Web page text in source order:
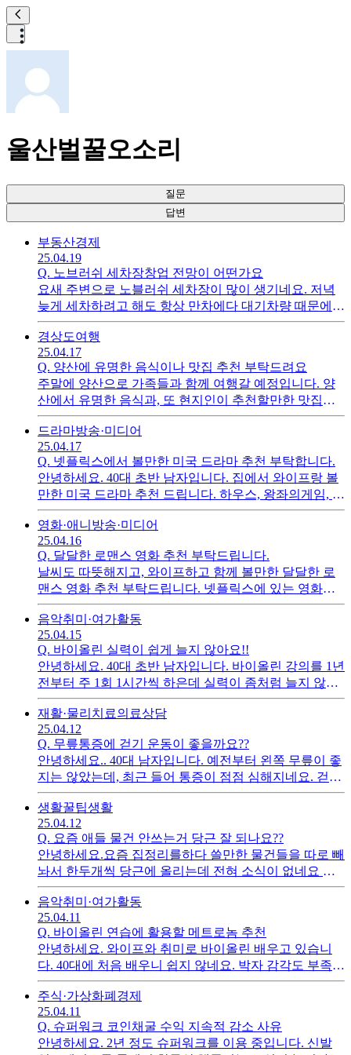
울산벌꿀오소리
질문
답변
부동산경제
25.04.19
Q. 노브러쉬 세차장창업 전망이 어떤가요
요새 주변으로 노블러쉬 세차장이 많이 생기네요. 저녁
늦게 세차하려고 해도 항상 만차에다 대기차량 때문에
돌아오곤 합니다. 창업비용이 어느정도인지, 장래 전망
은 어떤지 궁금합니다.
경상도여행
25.04.17
Q. 양산에 유명한 음식이나 맛집 추천 부탁드려요
주말에 양산으로 가족들과 함께 여행갈 예정입니다. 양
산에서 유명한 음식과, 또 현지인이 추천할만한 맛집이
있을까요? 추천 부탁드려요
드라마방송·미디어
25.04.17
Q. 넷플릭스에서 볼만한 미국 드라마 추천 부탁합니다.
안녕하세요. 40대 초반 남자입니다. 집에서 와이프랑 볼
만한 미국 드라마 추천 드립니다. 하우스, 왕좌의게임, 스
파르타쿠스 같은 드라마를 재미있게 봤구요, 가급적 최
신 드라마로 부탁드려요
영화·애니 방송·미디어
25.04.16
Q. 달달한 로맨스 영화 추천 부탁드립니다.
날씨도 따뜻해지고, 와이프하고 함께 볼만한 달달한 로
맨스 영화 추천 부탁드립니다. 넷플릭스에 있는 영화면
더 좋겠구요, 오래 전에 개봉한 영화도 좋습니다.
음악취미·여가활동
25.04.15
Q. 바이올린 실력이 쉽게 늘지 않아요!!
안녕하세요. 40대 초반 남자입니다. 바이올린 강의를 1년
전부터 주 1회 1시간씩 하은데 실력이 좀처럼 늘지 않네
요. 유튜브 영상에 일반인들도 처음에는 쉽게 봤는데, 그
실력도 어마어마하다는 것을 느끼는 요즘입니다. 시간을
두고 천천히 하다보면 언젠가는 될까요
재활·물리치료의료상담
25.04.12
Q. 무릎통증에 걷기 운동이 좋을까요??
안녕하세요.. 40대 남자입니다. 예전부터 왼쪽 무릎이 좋
지는 않았는데, 최근 들어 통증이 점점 심해지네요. 걷기
라던지 등산같은 운동이 무릎 주변 단련에 도움이 될까
요? 악화를 예방하기 위한 좋은 방법이 있나요?
생활꿀팁생활
25.04.12
Q. 요즘 애들 물건 안쓰는거 당근 잘 되나요??
안녕하세요.요즘 집정리를하다 쓸만한 물건들을 따로 빼
놔서 한두개씩 당근에 올리는데 전혀 소식이 없네요 저
렴하게 내놨는데 그냥 다 버려야 할까봐요.
음악취미·여가활동
25.04.11
Q. 바이올린 연습에 활용할 메트로놈 추천
안녕하세요. 와이프와 취미로 바이올린 배우고 있습니
다. 40대에 처음 배우니 쉽지 않네요. 박자 감각도 부족한
것 같아 메트로놈에 맞춰서 연습 좀 하려는데 괜찮은 어
플 있너요?
주식·가상화폐 경제
25.04.11
Q. 슈퍼워크 코인채굴 수익 지속적 감소 사유
안녕하세요. 2년 정도 슈퍼워크를 이용 중입니다. 신발